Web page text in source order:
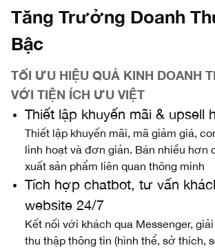
Tăng Trưởng Doanh
Bậc
TỐI ƯU HIỆU QUẢ KINH DOANH
VỚI TIỆN ÍCH ƯU VIỆT
Thiết lập khuyến mãi & upsell
Thiết lập khuyến mãi, mã giảm giá,
linh hoạt và đơn giản. Bán nhiều hơn
xuất sản phẩm liên quan thông minh
Tích hợp chatbot, tư vấn
website 24/7
Kết nối với khách qua Messenger,
thu thập thông tin (hình thể, sở thích,